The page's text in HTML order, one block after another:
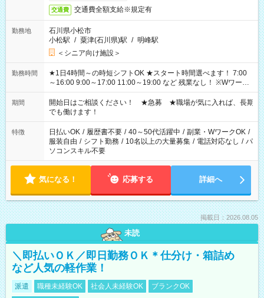
交通費 交通費全額支給※規定有
勤務地
石川県小松市
小松駅 / 粟津(石川県)駅 / 明峰駅
＜シニア向け施設＞
勤務時間
★1日4時間～の時短シフトOK ★スタート時間選べます！ 7:00
～16:00 9:00～17:00 11:00～19:00 など 残業なし！ ※Wワーク
の場合、他のお仕事と合わせ週40時間超の就業はご案内できま
せん ※法令に基づき、週20時間以上勤務は社会保険への加入対
象となります ※労働者派遣法（日雇い派遣の原則禁止）によ
り、短時間・短期間の就業はご案内が難しい場合があります
期間
開始日はご相談ください！ ★急募 ★職場が気に入れば、長期
でも働けます！
特徴 日払いOK / 履歴書不要 / 40～50代活躍中 / 副業・WワークOK /
服装自由 / シフト勤務 / 10名以上の大量募集 / 電話対応なし / パ
ソコンスキル不要
気になる！ 応募する 詳細へ
掲載日：2026.08.05
未読
＼即払いＯＫ／即日勤務ＯＫ＊仕分け・箱詰め
など人気の軽作業！
派遣 職種未経験OK 社会人未経験OK
ブランクOK